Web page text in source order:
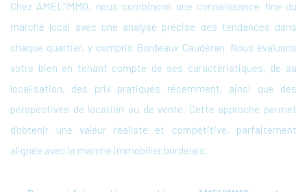
Chez AMEL’IMMO, nous combinons une connaissance fine du
marché local avec une analyse précise des tendances dans
chaque quartier, y compris Bordeaux Caudéran. Nous évaluons
votre bien en tenant compte de ses caractéristiques, de sa
localisation, des prix pratiqués récemment, ainsi que des
perspectives de location ou de vente. Cette approche permet
d’obtenir une valeur réaliste et compétitive, parfaitement
alignée avec le marché immobilier bordelais.